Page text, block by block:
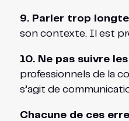
9. Parler trop
son contexte. Il est
10. Ne pas suivre
professionnels de la
s’agit de
Chacune de ces